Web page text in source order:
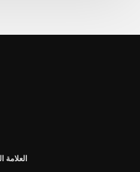
العلامة